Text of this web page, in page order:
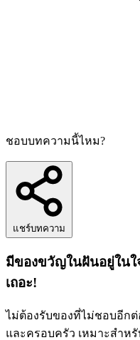
ชอบบทความนี้ไหม?
แชร์บทความ
มีของขวัญในฝันอยู่ในใ
เถอะ!
ไม่ต้องรับของที่ไม่ชอบอีก
และครอบครัว เหมาะสำห